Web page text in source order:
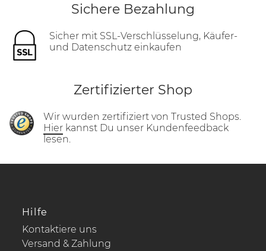
Sichere Bezahlung
Sicher mit SSL-Verschlüsselung, Käufer-
und Datenschutz einkaufen
Zertifizierter Shop
Wir wurden zertifiziert von Trusted Shops.
Hier kannst Du unser Kundenfeedback
lesen.
Hilfe
Kontaktiere uns
Versand & Zahlung